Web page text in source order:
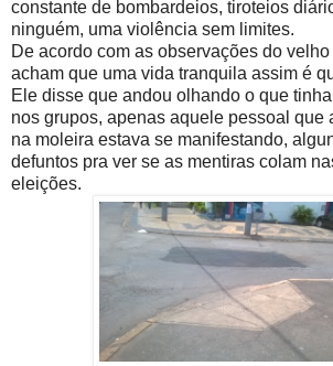
constante de bombardeios, tiroteios
ninguém, uma violência sem limites.
De acordo com as observações do
acham que uma vida tranquila assim é
Ele disse que andou olhando o que
nos grupos, apenas aquele pessoal que
na moleira estava se manifestando,
defuntos pra ver se as mentiras colam
eleições.